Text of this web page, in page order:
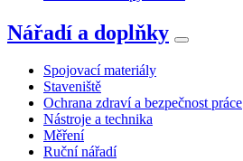
Nářadí a doplňky
Spojovací materiály
Staveniště
Ochrana zdraví a bezpečnost práce
Nástroje a technika
Měření
Ruční nářadí